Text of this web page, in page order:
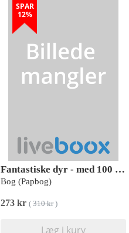
SPAR
12%
Fantastiske dyr - med 100 lyde
Bog (Papbog)
273 kr ( 310 kr)
Læg i kurv